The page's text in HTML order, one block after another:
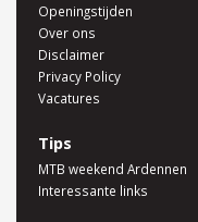
Openingstijden
Over ons
Disclaimer
Privacy Policy
Vacatures
Tips
MTB weekend Ardennen
Interessante links